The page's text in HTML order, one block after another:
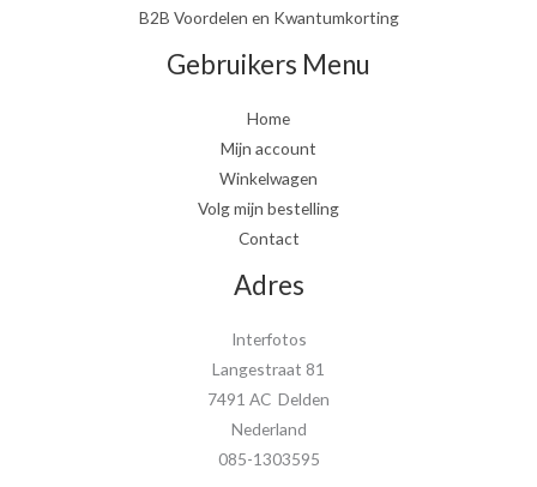
B2B Voordelen en Kwantumkorting
Gebruikers Menu
Home
Mijn account
Winkelwagen
Volg mijn bestelling
Contact
Adres
Interfotos
Langestraat 81
7491 AC Delden
Nederland
085-1303595